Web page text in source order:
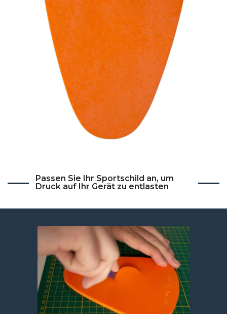
Passen Sie Ihr Sportschild an, um
Druck auf Ihr Gerät zu entlasten